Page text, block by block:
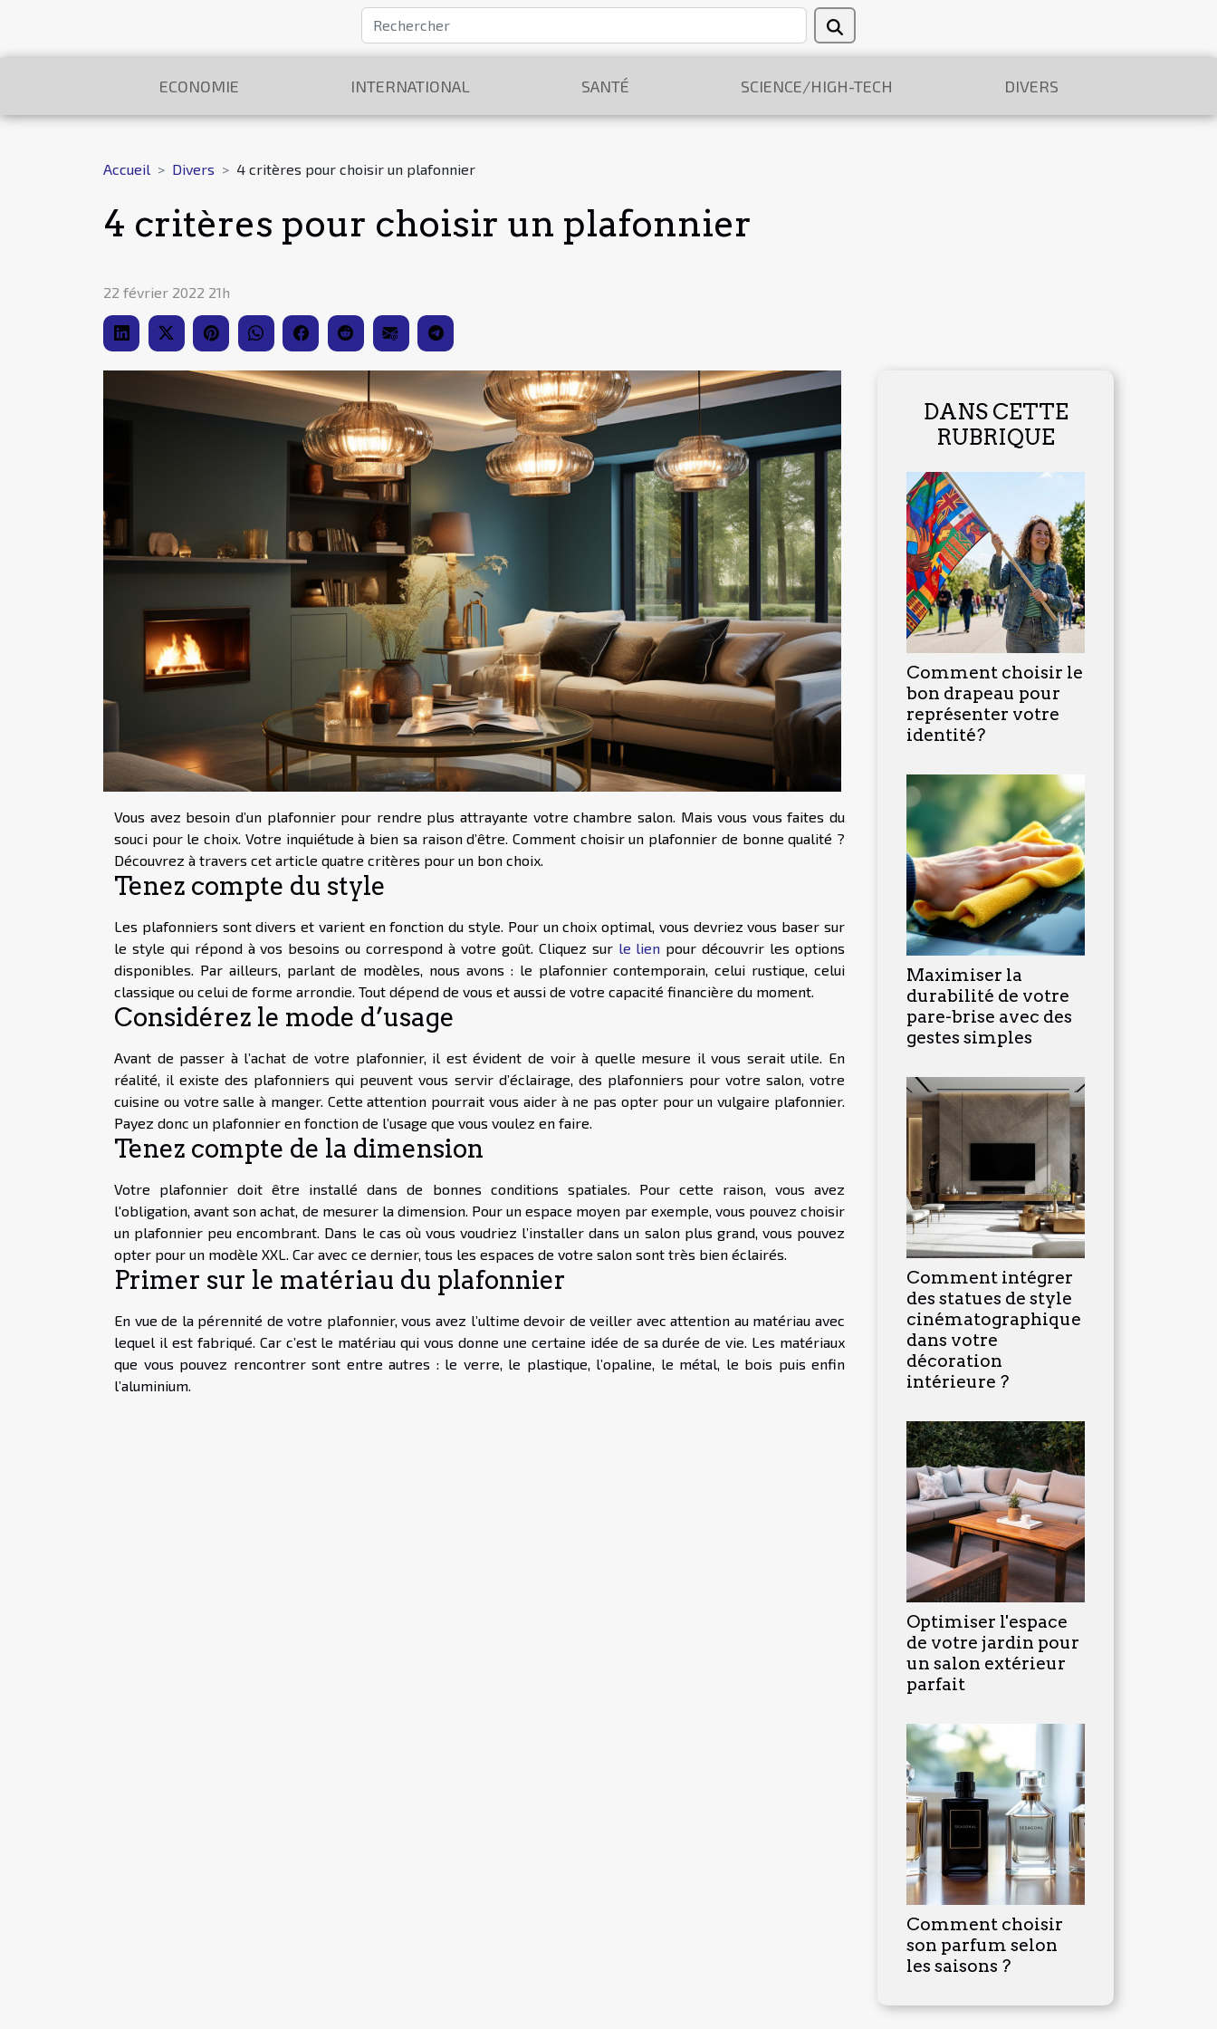
ECONOMIE INTERNATIONAL SANTÉ SCIENCE/HIGH-TECH DIVERS
Accueil Divers 4 critères pour choisir un plafonnier
4 critères pour choisir un plafonnier
22 février 2022 21h
Vous avez besoin d’un plafonnier pour rendre plus attrayante votre chambre salon. Mais vous vous faites du
souci pour le choix. Votre inquiétude à bien sa raison d’être. Comment choisir un plafonnier de bonne qualité ?
Découvrez à travers cet article quatre critères pour un bon choix.
Tenez compte du style
Les plafonniers sont divers et varient en fonction du style. Pour un choix optimal, vous devriez vous baser sur
le style qui répond à vos besoins ou correspond à votre goût. Cliquez sur le lien pour découvrir les options
disponibles. Par ailleurs, parlant de modèles, nous avons : le plafonnier contemporain, celui rustique, celui
classique ou celui de forme arrondie. Tout dépend de vous et aussi de votre capacité financière du moment.
Considérez le mode d’usage
Avant de passer à l’achat de votre plafonnier, il est évident de voir à quelle mesure il vous serait utile. En
réalité, il existe des plafonniers qui peuvent vous servir d’éclairage, des plafonniers pour votre salon, votre
cuisine ou votre salle à manger. Cette attention pourrait vous aider à ne pas opter pour un vulgaire plafonnier.
Payez donc un plafonnier en fonction de l’usage que vous voulez en faire.
Tenez compte de la dimension
Votre plafonnier doit être installé dans de bonnes conditions spatiales. Pour cette raison, vous avez
l'obligation, avant son achat, de mesurer la dimension. Pour un espace moyen par exemple, vous pouvez choisir
un plafonnier peu encombrant. Dans le cas où vous voudriez l’installer dans un salon plus grand, vous pouvez
opter pour un modèle XXL. Car avec ce dernier, tous les espaces de votre salon sont très bien éclairés.
Primer sur le matériau du plafonnier
En vue de la pérennité de votre plafonnier, vous avez l’ultime devoir de veiller avec attention au matériau avec
lequel il est fabriqué. Car c’est le matériau qui vous donne une certaine idée de sa durée de vie. Les matériaux
que vous pouvez rencontrer sont entre autres : le verre, le plastique, l’opaline, le métal, le bois puis enfin
l’aluminium.
DANS CETTE
RUBRIQUE
Comment choisir le
bon drapeau pour
représenter votre
identité?
Maximiser la
durabilité de votre
pare-brise avec des
gestes simples
Comment intégrer
des statues de style
cinématographique
dans votre
décoration
intérieure ?
Optimiser l'espace
de votre jardin pour
un salon extérieur
parfait
Comment choisir
son parfum selon
les saisons ?